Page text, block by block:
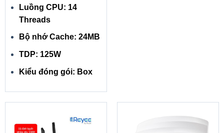
Luồng CPU: 14
Threads
Bộ nhớ Cache: 24MB
TDP: 125W
Kiểu đóng gói: Box